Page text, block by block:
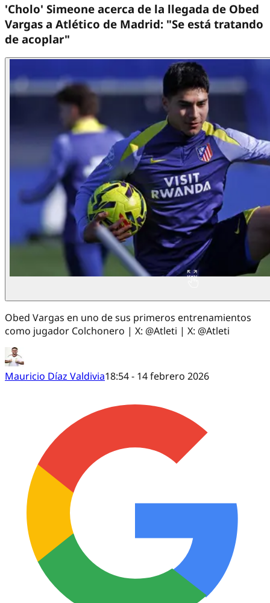
'Cholo' Simeone acerca de la llegada de Obed
Vargas a Atlético de Madrid: "Se está tratando
de acoplar"
Obed Vargas en uno de sus primeros entrenamientos
como jugador Colchonero | X: @Atleti | X: @Atleti
Mauricio Díaz Valdivia18:54 - 14 febrero 2026